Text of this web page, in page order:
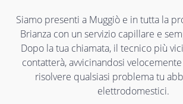
Siamo presenti a Muggiò e in tutta la
Brianza con un servizio capillare e
Dopo la tua chiamata, il tecnico più
contatterà, avvicinandosi
risolvere qualsiasi problema tu
elettrodomestici.